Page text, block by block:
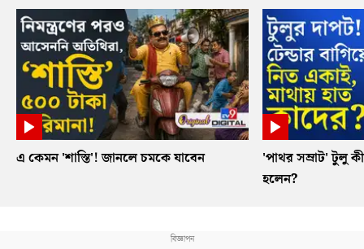
এ কেমন 'শাস্তি'! জানলে চমকে যাবেন
'পাথর সম্রাট' টুলু
হলেন?